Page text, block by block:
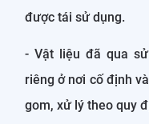
được tái sử dụng.
- Vật liệu đã qua
riêng ở nơi cố định
gom, xử lý theo quy